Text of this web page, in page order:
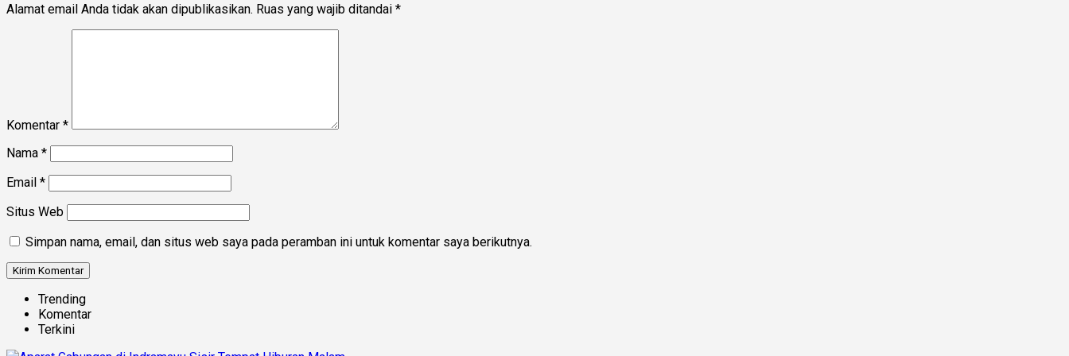
Alamat email Anda tidak akan dipublikasikan. Ruas yang wajib ditandai *
Komentar *
Nama *
Email *
Situs Web
Simpan nama, email, dan situs web saya pada peramban ini untuk komentar saya berikutnya.
Trending
Komentar
Terkini